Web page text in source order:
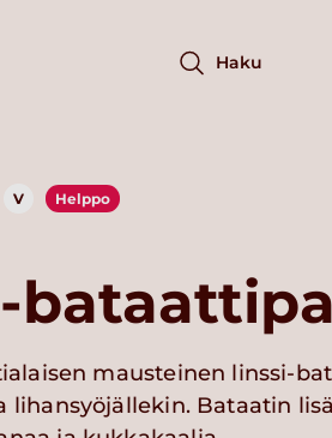
Haku
V Helppo
mausteinen linssi-
lihansyöjällekin. Bataatin